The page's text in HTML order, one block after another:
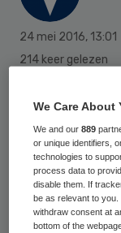
24 mei 2016, 13:01
214 keer gelezen
Mevrouw
2016 toe
Stichting
van Joanne
toezicht
We Care About
We and our889
or unique identifiers,
technologies to
process data to
disable them. If
be as relevant to
withdraw consent at
bottom of the